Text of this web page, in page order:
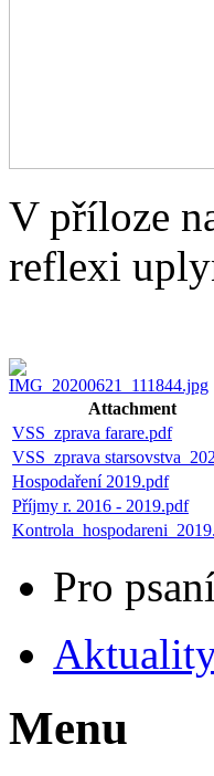
V příloze
reflexi
Attachment
VSS_zprava farare.pdf
VSS_zprava
Hospodaření 2019.pdf
Příjmy r. 2016 - 2019.pdf
Pro
Menu